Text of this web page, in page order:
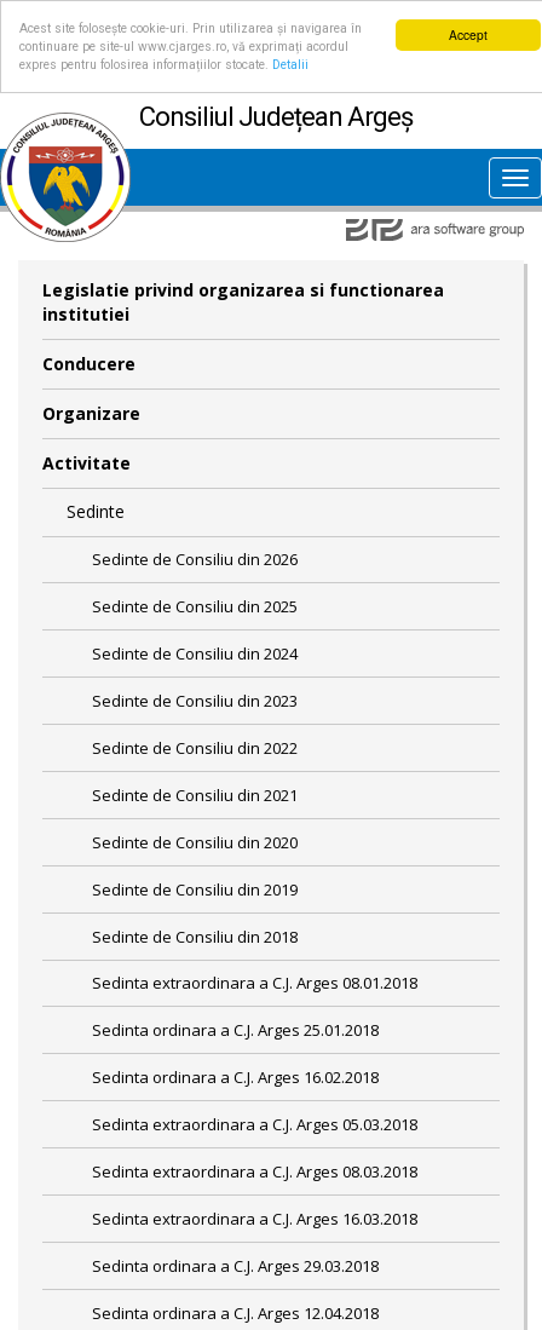
Accept
Acest site folosește cookie-uri. Prin utilizarea și navigarea în
continuare pe site-ul www.cjarges.ro, vă exprimați acordul
expres pentru folosirea informațiilor stocate.
Detalii
Consiliul Județean Argeș
Legislatie privind organizarea si functionarea
institutiei
Conducere
Organizare
Activitate
Sedinte
Sedinte de Consiliu din 2026
Sedinte de Consiliu din 2025
Sedinte de Consiliu din 2024
Sedinte de Consiliu din 2023
Sedinte de Consiliu din 2022
Sedinte de Consiliu din 2021
Sedinte de Consiliu din 2020
Sedinte de Consiliu din 2019
Sedinte de Consiliu din 2018
Sedinta extraordinara a C.J. Arges 08.01.2018
Sedinta ordinara a C.J. Arges 25.01.2018
Sedinta ordinara a C.J. Arges 16.02.2018
Sedinta extraordinara a C.J. Arges 05.03.2018
Sedinta extraordinara a C.J. Arges 08.03.2018
Sedinta extraordinara a C.J. Arges 16.03.2018
Sedinta ordinara a C.J. Arges 29.03.2018
Sedinta ordinara a C.J. Arges 12.04.2018